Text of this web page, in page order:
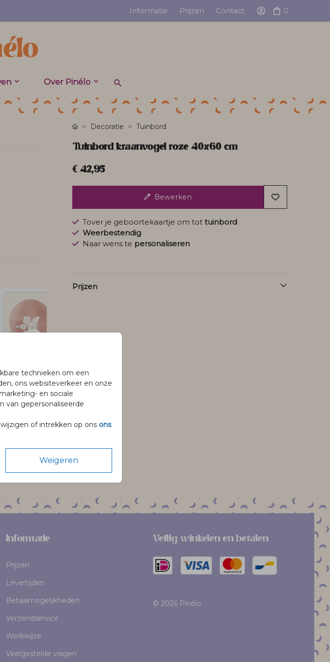
Informatie Prijzen Contact 0
Over Pinélo
technieken om een
ons websiteverkeer en onze
en sociale
van gepersonaliseerde
of intrekken op ons ons
Weigeren
Decoratie Tuinbord
Tuinbord kraanvogel roze 40x60 cm
€ 42,95
Bewerken
Tover je geboortekaartje om tot tuinbord
Weerbestendig
Naar wens te personaliseren
Prijzen
Instagram
Informatie
Prijzen
Levertijden
Betaalmogelijkheden
Verzendservice
Werkwijze
Veelgestelde vragen
Veilig winkelen en betalen
© 2026 Pinélo